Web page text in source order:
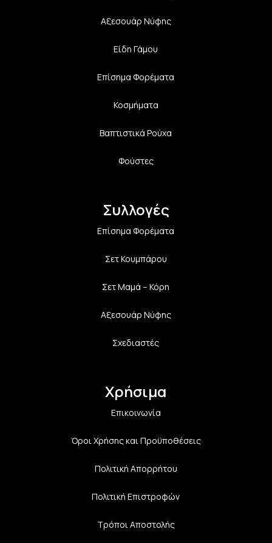
Αξεσουάρ Νύφης
Είδη Γάμου
Επίσημα Φορέματα
Κοσμήματα
Βαπτιστικά Ρούχα
Φούστες
Συλλογές
Επίσημα Φορέματα
Σετ Κουμπάρου
Σετ Μαμά – Κόρη
Αξεσουάρ Νύφης
Σχεδιαστές
Χρήσιμα
Επικοινωνία
Όροι Χρήσης και Προϋποθέσεις
Πολιτική Aπορρήτου
Πολιτική Επιστροφών
Τρόποι Αποστολής